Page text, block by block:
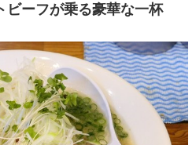
ビーフが乗る豪華な一杯